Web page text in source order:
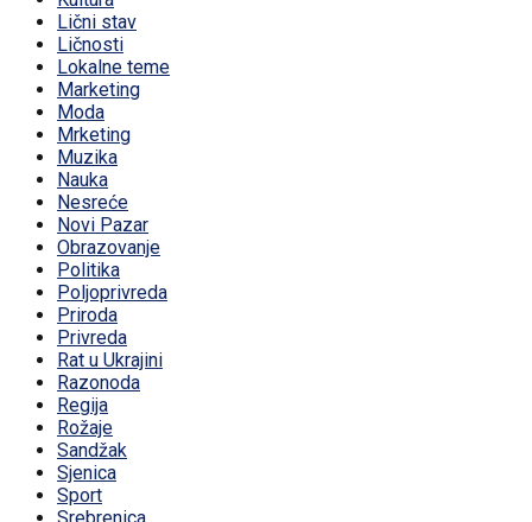
Lični stav
Ličnosti
Lokalne teme
Marketing
Moda
Mrketing
Muzika
Nauka
Nesreće
Novi Pazar
Obrazovanje
Politika
Poljoprivreda
Priroda
Privreda
Rat u Ukrajini
Razonoda
Regija
Rožaje
Sandžak
Sjenica
Sport
Srebrenica